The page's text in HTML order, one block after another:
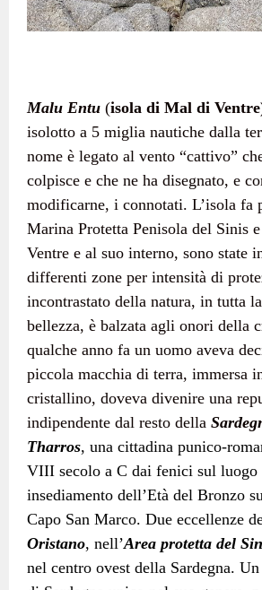
Malu Entu(isola di Mal di
isolotto a 5 miglia nautiche dalla
nome è legato al vento “cattivo”
colpisce e che ne ha disegnato, e
modificarne, i connotati. L’isola fa
Marina Protetta Penisola del Sinis
Ventre e al suo interno, sono state
differenti zone per intensità di
incontrastato della natura, in tutta
bellezza, è balzata agli onori della
qualche anno fa un uomo aveva
piccola macchia di terra, immersa
cristallino, doveva divenire una
indipendente dal resto della
Tharros, una cittadina punico-
VIII secolo a C dai fenici sul luogo
insediamento dell’Età del Bronzo
Capo San Marco. Due eccellenze
Oristano, nell’Area protetta del
nel centro ovest della Sardegna.